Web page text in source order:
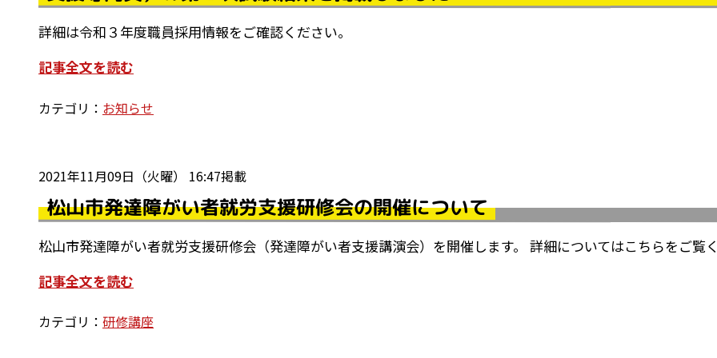
詳細は令和３年度職員採用情報をご確認ください。
記事全文を読む
カテゴリ： お知らせ
2021年11月09日（火曜） 16:47掲載
松山市発達障がい者就労支援研修会の開催について
松山市発達障がい者就労支援研修会（発達障がい者支援講演会）を開催します。 詳細についてはこちらをご覧
記事全文を読む
カテゴリ： 研修講座